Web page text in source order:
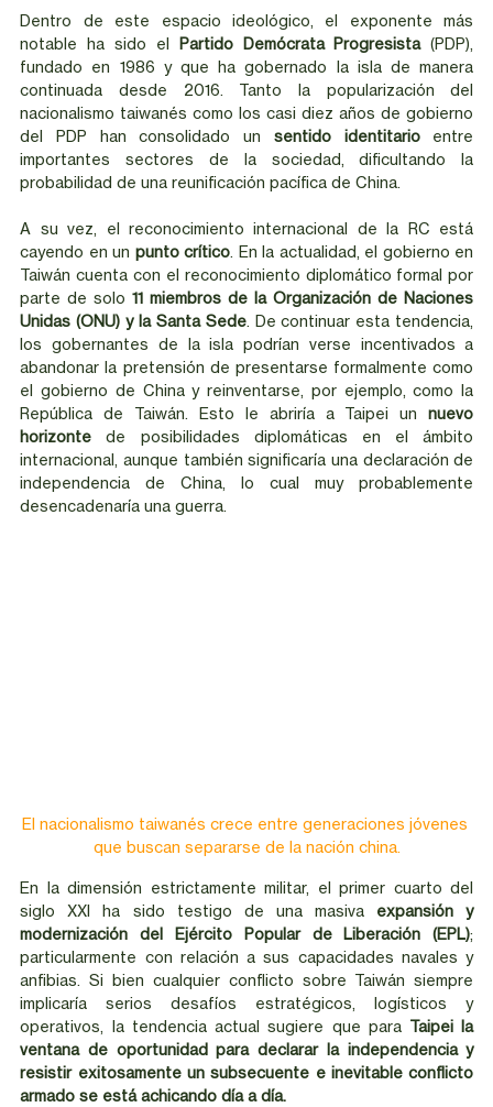
Dentro de este espacio ideológico, el exponente más
notable ha sido el Partido Demócrata Progresista (PDP),
fundado en 1986 y que ha gobernado la isla de manera
continuada desde 2016. Tanto la popularización del
nacionalismo taiwanés como los casi diez años de gobierno
del PDP han consolidado un sentido identitario entre
importantes sectores de la sociedad, dificultando la
probabilidad de una reunificación pacífica de China.
A su vez, el reconocimiento internacional de la RC está
cayendo en un punto crítico . En la actualidad, el gobierno en
Taiwán cuenta con el reconocimiento diplomático formal por
parte de solo 11 miembros de la Organización de Naciones
Unidas (ONU) y la Santa Sede. De continuar esta tendencia,
los gobernantes de la isla podrían verse incentivados a
abandonar la pretensión de presentarse formalmente como
el gobierno de China y reinventarse, por ejemplo, como la
República de Taiwán. Esto le abriría a Taipei un nuevo
horizonte de posibilidades diplomáticas en el ámbito
internacional, aunque también significaría una declaración de
independencia de China, lo cual muy probablemente
desencadenaría una guerra.
El nacionalismo taiwanés crece entre generaciones jóvenes
que buscan separarse de la nación china.
En la dimensión estrictamente militar, el primer cuarto del
siglo XXI ha sido testigo de una masiva expansión y
modernización del Ejército Popular de Liberación (EPL);
particularmente con relación a sus capacidades navales y
anfibias. Si bien cualquier conflicto sobre Taiwán siempre
implicaría serios desafíos estratégicos, logísticos y
operativos, la tendencia actual sugiere que para Taipei la
ventana de oportunidad para declarar la independencia y
resistir exitosamente un subsecuente e inevitable conflicto
armado se está achicando día a día.